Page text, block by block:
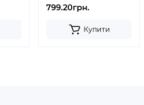
799.20грн.
Купити